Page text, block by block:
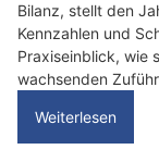
Bilanz, stellt den
Kennzahlen und
Praxiseinblick, wie
wachsenden
Weiterlesen